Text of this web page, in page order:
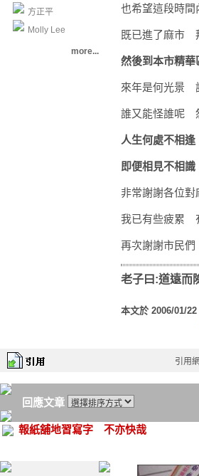
方正平
Molly Lee
more...
也希望這段時
既已進了麻市
然後到本市精
來年是何光景
誰又能怪誰呢
人生何處不相
即便相見不相
非常謝謝各位
我已有些疲累
再次謝謝市民
老子曰:道遠而
本文於 2006/01/
引用
回應文章
報紙舖地習寫字 不亦快哉